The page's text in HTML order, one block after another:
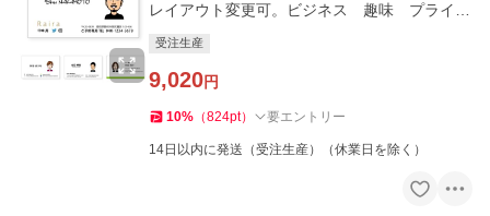
レイアウト変更可。ビジネス 趣味 プライベ
受注生産
9,020円
10% （824pt） 要エントリー
14日以内に発送（受注生産）（休業日を除く）